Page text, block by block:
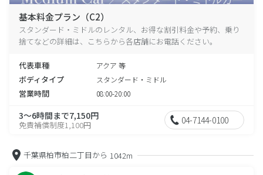
基本料金プラン（C2）
スタンダード・ミドルのレンタル、お得な割引料金や予約、乗り
捨てなどの詳細は、こちらから各店舗にお電話ください。
代表車種 アクア 等
ボディタイプ スタンダード・ミドル
営業時間 08:00-20:00
3～6時間まで7,150円
免責補償制度1,100円 04-7144-0100
千葉県柏市柏二丁目から 1042m